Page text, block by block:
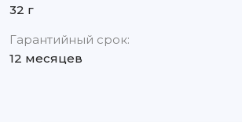
32 г
Гарантийный срок:
12 месяцев